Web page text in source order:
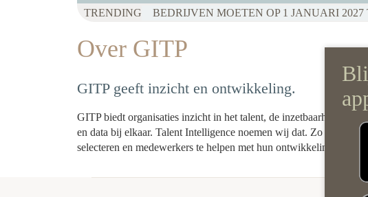
TRENDING
Over GITP
GITP geeft inzicht en ontwikkeling.
GITP biedt organisaties inzicht in het talent, de inzetbaarheid en
en data bij elkaar. Talent Intelligence noemen wij dat. Zo stellen
selecteren en medewerkers te helpen met hun ontwikkeling.